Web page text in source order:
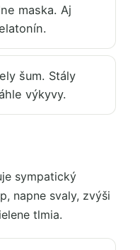
maska. Aj
šum. Stály
výkyvy.
sympatický
napne svaly, zvýši
tlmia.